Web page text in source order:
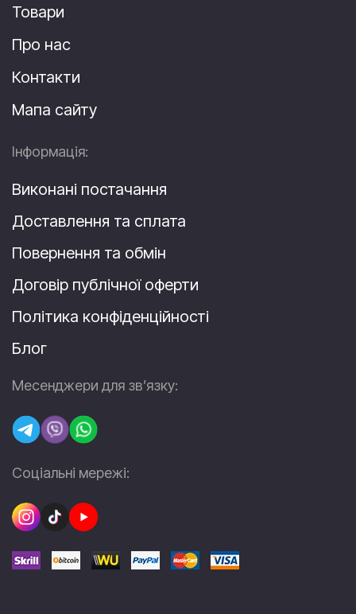
Товари
Про нас
Контакти
Мапа сайту
Інформація:
Виконані постачання
Доставлення та сплата
Повернення та обмін
Договір публічної оферти
Політика конфіденційності
Блог
Месенджери для зв’язку:
Соціальні мережі: